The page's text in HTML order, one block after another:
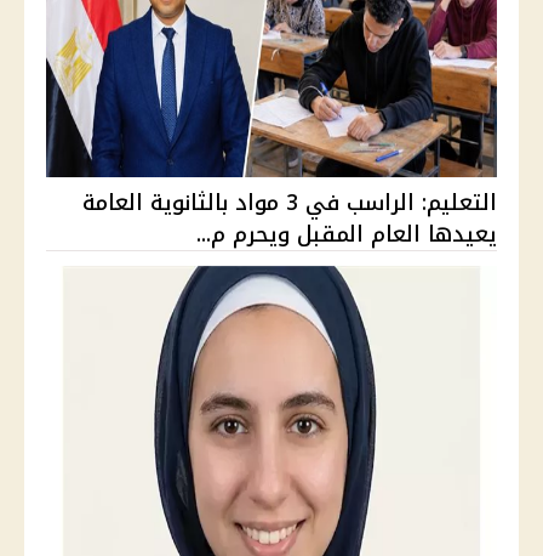
التعليم: الراسب في 3 مواد بالثانوية العامة
يعيدها العام المقبل ويحرم م...